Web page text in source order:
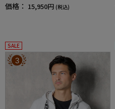
価格： 15,950円 (税込)
SALE
3